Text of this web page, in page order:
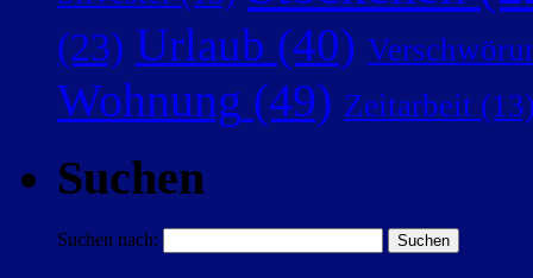
(23) Urlaub (40)
Wohnung (49) Zeitarbeit
Suchen
Suchen nach: